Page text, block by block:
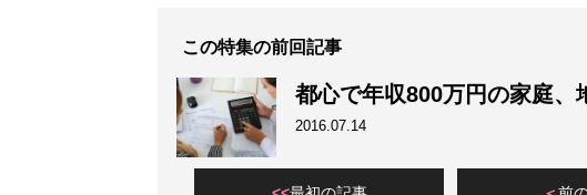
この特集の前回記事
都心で年収800万円の家庭、
2016.07.14